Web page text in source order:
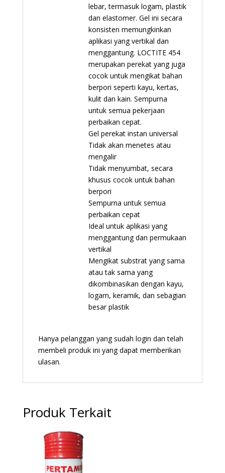
lebar, termasuk logam, plastik
dan elastomer. Gel ini secara
konsisten memungkinkan
aplikasi yang vertikal dan
menggantung. LOCTITE 454
merupakan perekat yang juga
cocok untuk mengikat bahan
berpori seperti kayu, kertas,
kulit dan kain. Sempurna
untuk semua pekerjaan
perbaikan cepat.
Gel perekat instan universal
Tidak akan menetes atau
mengalir
Tidak menyumbat, secara
khusus cocok untuk bahan
berpori
Sempurna untuk semua
perbaikan cepat
Ideal untuk aplikasi yang
menggantung dan permukaan
vertikal
Mengikat substrat yang sama
atau tak sama yang
dikombinasikan dengan kayu,
logam, keramik, dan sebagian
besar plastik
Hanya pelanggan yang sudah login dan telah
membeli produk ini yang dapat memberikan
ulasan.
Produk Terkait